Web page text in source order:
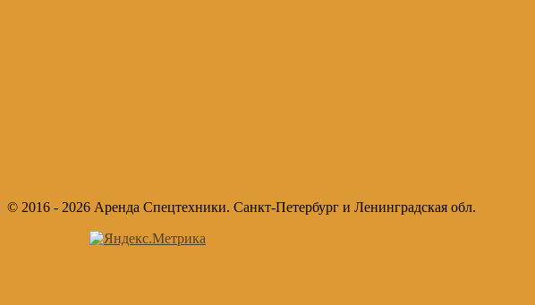
© 2016 - 2026 Аренда Спецтехники. Санкт-Петербург и Ленинградская обл.